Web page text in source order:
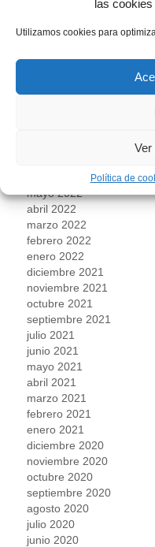
las cookies
Utilizamos cookies para
Ver
Política de
marzo 2023
noviembre 2022
mayo 2022
abril 2022
marzo 2022
febrero 2022
enero 2022
diciembre 2021
noviembre 2021
octubre 2021
septiembre 2021
julio 2021
junio 2021
mayo 2021
abril 2021
marzo 2021
febrero 2021
enero 2021
diciembre 2020
noviembre 2020
octubre 2020
septiembre 2020
agosto 2020
julio 2020
junio 2020